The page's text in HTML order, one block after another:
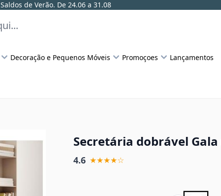
Saldos de Verão. De 24.06 a 31.08
Decoração e Pequenos Móveis Promoçoes Lançamentos
Secretária dobrável
4.6 ★★★★☆